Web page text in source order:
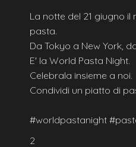
La notte del 21 giugno
pasta.
Da Tokyo a New York,
E' la World Pasta Night.
Celebrala insieme a noi.
Condividi un piatto di
#worldpastanight
2